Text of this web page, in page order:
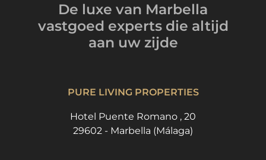
De luxe van Marbella
vastgoed experts die altijd
aan uw zijde
PURE LIVING PROPERTIES
Hotel Puente Romano , 20
29602 - Marbella (Málaga)